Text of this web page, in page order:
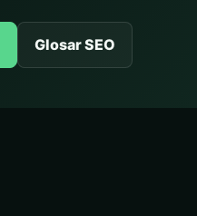
Glosar SEO